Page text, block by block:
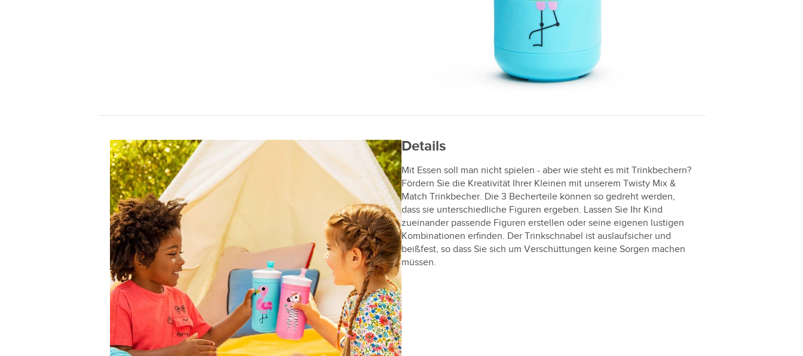
Details
Mit Essen soll man nicht spielen - aber wie steht es mit Trinkbechern?
Fördern Sie die Kreativität Ihrer Kleinen mit unserem Twisty Mix &
Match Trinkbecher. Die 3 Becherteile können so gedreht werden,
dass sie unterschiedliche Figuren ergeben. Lassen Sie Ihr Kind
zueinander passende Figuren erstellen oder seine eigenen lustigen
Kombinationen erfinden. Der Trinkschnabel ist auslaufsicher und
beißfest, so dass Sie sich um Verschüttungen keine Sorgen machen
müssen.